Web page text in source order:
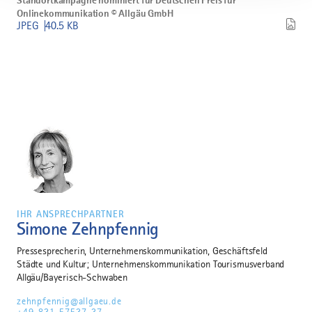
Onlinekommunikation © Allgäu GmbH
JPEG 40.5 KB
nominiert
für
Deutschen
IHR ANSPRECHPARTNER
Simone Zehnpfennig
Pressesprecherin, Unternehmenskommunikation, Geschäftsfeld
Städte und Kultur; Unternehmenskommunikation Tourismusverband
Allgäu/Bayerisch-Schwaben
zehnpfennig@allgaeu.de